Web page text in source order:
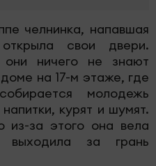
челнинка, напавшая
свои двери.
ничего не знают
на 17-м этаже, где
молодежь
курят и шумят.
за этого она вела
за грань